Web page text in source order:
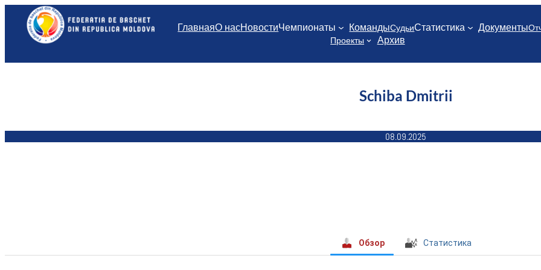
Перейти
содержимому
ГлавнаяО насНовостиЧемпионаты КомандыСудьиСтатистика Документы
Проекты
Архив
Schiba Dmitrii
08.09.2025
Обзор Статистика